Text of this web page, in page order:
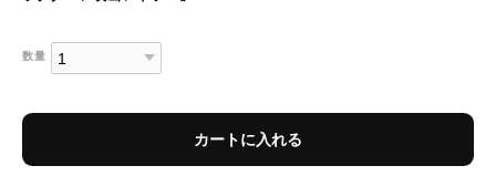
数量
カートに入れる